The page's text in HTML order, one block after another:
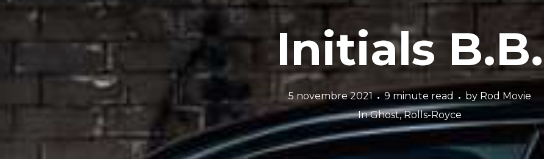
Initials B.B.
5 novembre 2021 9 minute read by Rod Movie
InGhost,Rolls-Royce